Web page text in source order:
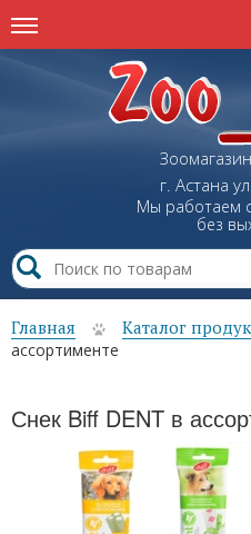
г. Астана
Мы работаем
без
Главная Каталог
ассортименте
Снек Biff DENT в